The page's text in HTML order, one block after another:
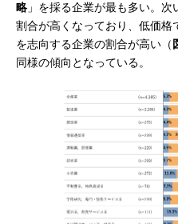
略 」を採る企業が最も多い。次
割合が高くなっており、低価
を志向する企業の割合が高い（
同様の傾向となっている。